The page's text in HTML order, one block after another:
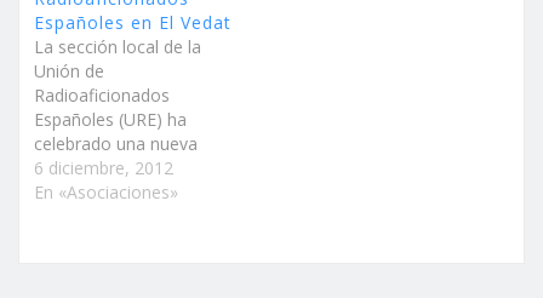
Españoles en El Vedat
La sección local de la
Unión de
Radioaficionados
Españoles (URE) ha
celebrado una nueva
edición de su feria en El
Vedat de Torrent donde
6 diciembre, 2012
En «Asociaciones»